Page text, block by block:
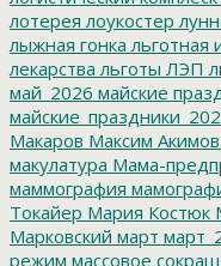
лотерея лоукостер
лыжная гонка льготная
лекарства льготы ЛЭП
май_2026 майские
Макаров Максим Акимов
макулатура Мама-
маммография
Токайер Мария Костюк
Марковский март
режим массовое